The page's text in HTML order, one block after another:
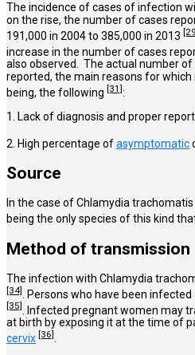
The incidence of cases of infection
on the rise, the number of cases
191,000 in 2004 to 385,000 in 2013
increase in the number of cases
also observed. The actual number
reported, the main reasons for
being, the following [31]:
1. Lack of diagnosis and proper
2. High percentage ofasymptomatic
Source
In the case of Chlamydia
being the only species of this kind
Method of transmission
The infection with Chlamydia
[34] . Persons who have been
[35] . Infected pregnant women may
at birth by exposing it at the time of
cervix [36]